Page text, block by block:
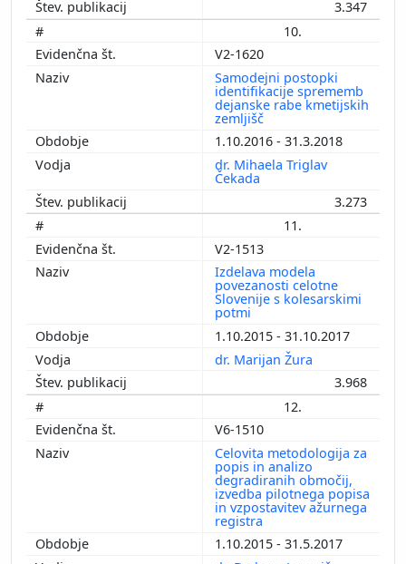
3.347
10.
V2-1620
Samodejni postopki
identifikacije sprememb
dejanske rabe kmetijskih
zemljišč
1.10.2016 - 31.3.2018
dr. Mihaela Triglav
Čekada
3.273
11.
V2-1513
Izdelava modela
povezanosti celotne
Slovenije s kolesarskimi
potmi
1.10.2015 - 31.10.2017
dr. Marijan Žura
3.968
12.
V6-1510
Celovita metodologija za
popis in analizo
degradiranih območij,
izvedba pilotnega popisa
in vzpostavitev ažurnega
registra
1.10.2015 - 31.5.2017